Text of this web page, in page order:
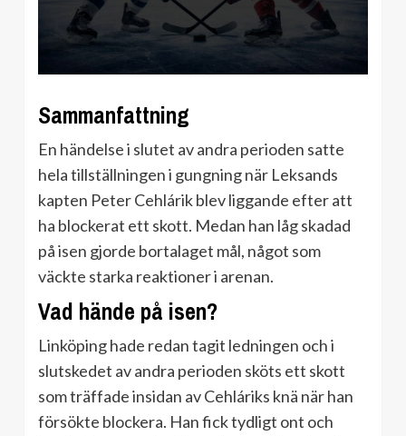
Sammanfattning
En händelse i slutet av andra perioden satte
hela tillställningen i gungning när Leksands
kapten Peter Cehlárik blev liggande efter att
ha blockerat ett skott. Medan han låg skadad
på isen gjorde bortalaget mål, något som
väckte starka reaktioner i arenan.
Vad hände på isen?
Linköping hade redan tagit ledningen och i
slutskedet av andra perioden sköts ett skott
som träffade insidan av Cehláriks knä när han
försökte blockera. Han fick tydligt ont och